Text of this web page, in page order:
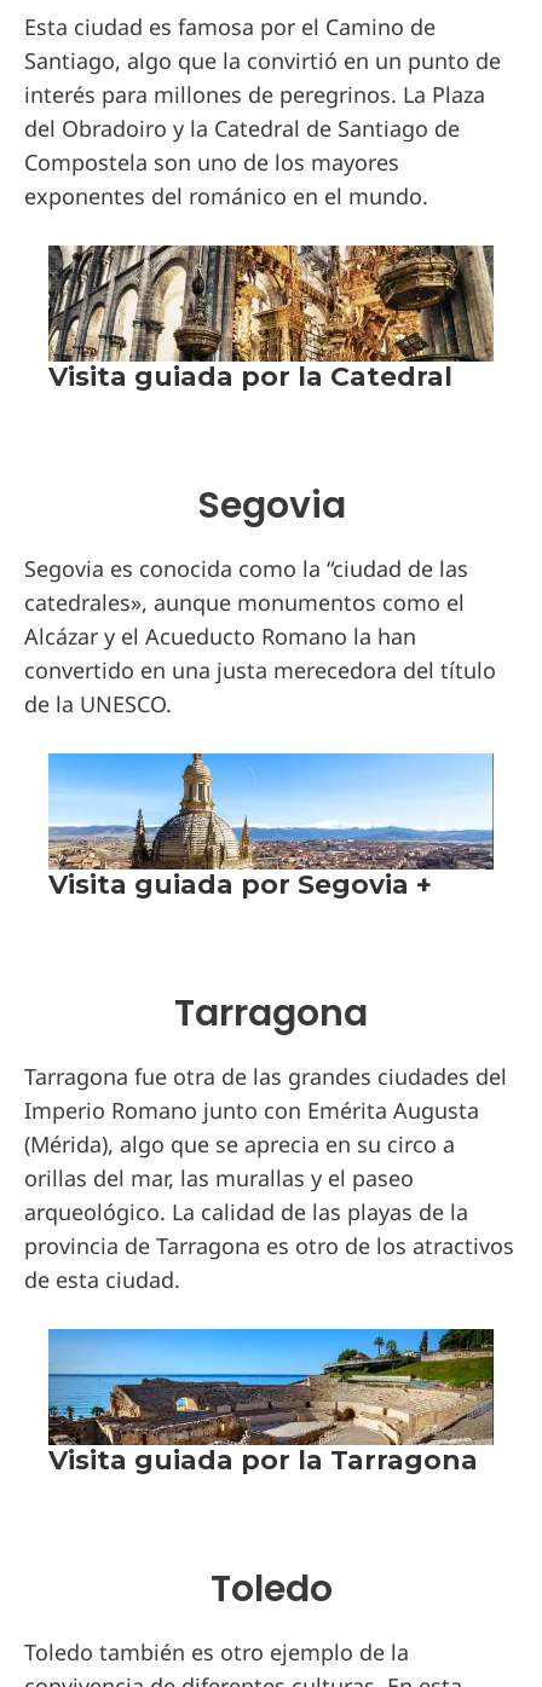
Esta ciudad es famosa por el Camino de
Santiago, algo que la convirtió en un punto de
interés para millones de peregrinos. La Plaza
del Obradoiro y la Catedral de Santiago de
Compostela son uno de los mayores
exponentes del románico en el mundo.
Segovia
Segovia es conocida como la “ciudad de las
catedrales», aunque monumentos como el
Alcázar y el Acueducto Romano la han
convertido en una justa merecedora del título
de la UNESCO.
Tarragona
Tarragona fue otra de las grandes ciudades del
Imperio Romano junto con Emérita Augusta
(Mérida), algo que se aprecia en su circo a
orillas del mar, las murallas y el paseo
arqueológico. La calidad de las playas de la
provincia de Tarragona es otro de los atractivos
de esta ciudad.
Toledo
Toledo también es otro ejemplo de la